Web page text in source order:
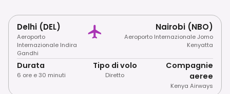
Delhi (DEL)
Aeroporto
Internazionale Indira
Gandhi
Nairobi (NBO)
Aeroporto Internazionale Jomo
Kenyatta
Durata
6 ore e 30 minuti
Tipo di volo
Diretto
Compagnie
aeree
Kenya Airways